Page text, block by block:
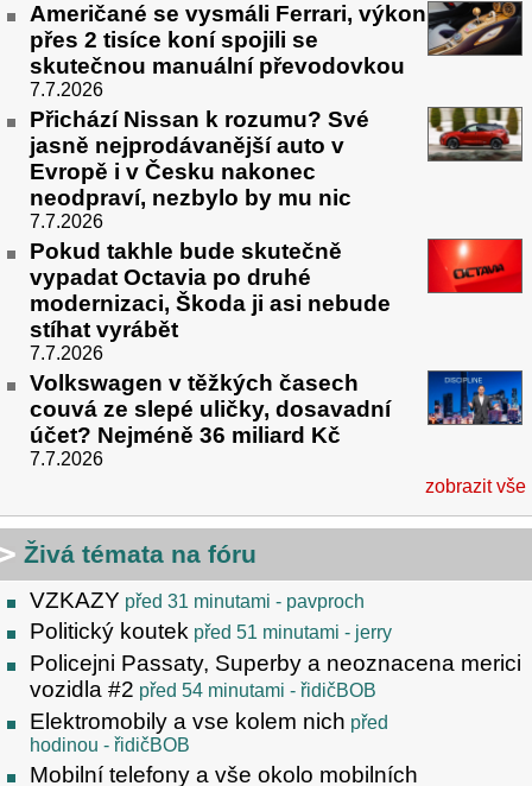
Američané se vysmáli Ferrari, výkon
přes 2 tisíce koní spojili se
skutečnou manuální převodovkou
7.7.2026
Přichází Nissan k rozumu? Své
jasně nejprodávanější auto v
Evropě i v Česku nakonec
neodpraví, nezbylo by mu nic
7.7.2026
Pokud takhle bude skutečně
vypadat Octavia po druhé
modernizaci, Škoda ji asi nebude
stíhat vyrábět
7.7.2026
Volkswagen v těžkých časech
couvá ze slepé uličky, dosavadní
účet? Nejméně 36 miliard Kč
7.7.2026
zobrazit vše
Živá témata na fóru
VZKAZY před 31 minutami - pavproch
Politický koutek před 51 minutami - jerry
Policejni Passaty, Superby a neoznacena merici
vozidla #2 před 54 minutami - řidičBOB
Elektromobily a vse kolem nich před
hodinou - řidičBOB
Mobilní telefony a vše okolo mobilních